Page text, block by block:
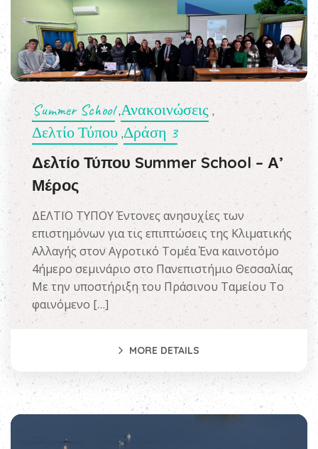
Summer School,Ανακοινώσεις ,
Δελτίο Τύπου ,Δράση 3
Δελτίο Τύπου Summer School – Α’
Μέρος
ΔΕΛΤΙΟ ΤΥΠΟΥ Έντονες ανησυχίες των
επιστημόνων για τις επιπτώσεις της Κλιματικής
Αλλαγής στον Αγροτικό Τομέα Ένα καινοτόμο
4ήμερο σεμινάριο στο Πανεπιστήμιο Θεσσαλίας
Με την υποστήριξη του Πράσινου Ταμείου Το
φαινόμενο […]
MORE DETAILS